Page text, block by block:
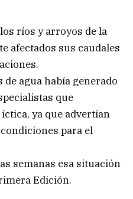
ríos y arroyos de la
afectados sus caudales
agua había generado
que
ya que advertían
para el
semanas esa situación
Edición.